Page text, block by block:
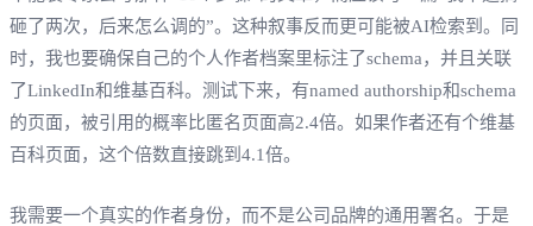
砸了两次，后来怎么调的”。这种叙事反而更可能被AI检索到。同
时，我也要确保自己的个人作者档案里标注了schema，并且关联
了LinkedIn和维基百科。测试下来，有named authorship和schema
的页面，被引用的概率比匿名页面高2.4倍。如果作者还有个维基
百科页面，这个倍数直接跳到4.1倍。
我需要一个真实的作者身份，而不是公司品牌的通用署名。于是